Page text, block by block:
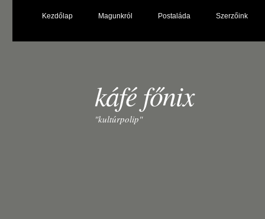
Kezdőlap Magunkról Postaláda Szerzőink
káfé főnix
"kultúrpolip"